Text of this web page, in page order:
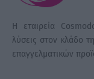
Η εταιρεία
λύσεις στον κλάδο
επαγγελματικών